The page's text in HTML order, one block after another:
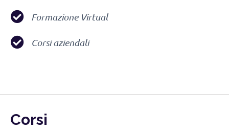
Formazione Virtual
Corsi aziendali
Corsi